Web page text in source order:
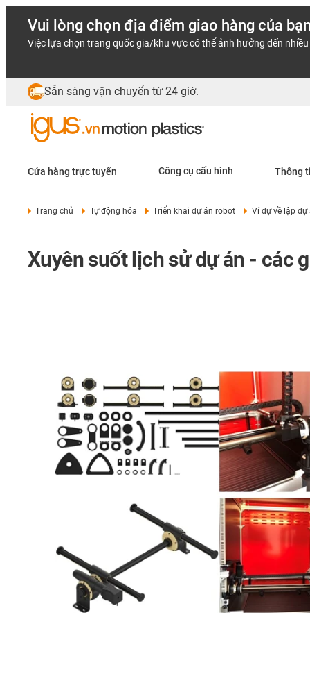
Vui lòng chọn địa điểm giao hàng của
Việc lựa chọn trang quốc gia/khu vực có thể ảnh hưởng đến
Sẵn sàng vận chuyển từ 24 giờ.
Cửa hàng trực tuyến Công cụ cấu hình Thông
Trang chủ Tự động hóa Triển khai dự án robot Ví dự về lập dự
Xuyên suốt lịch sử dự án - các
-